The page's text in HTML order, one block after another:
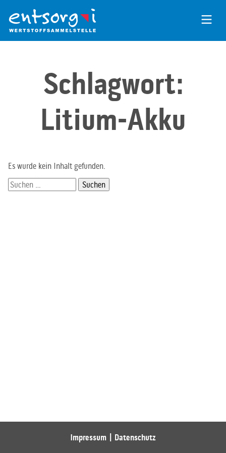
Inhalt
der
Seite
Schlagwort:
Litium-Akku
Es wurde kein Inhalt gefunden.
Suchen
nach:
Impressum Datenschutz